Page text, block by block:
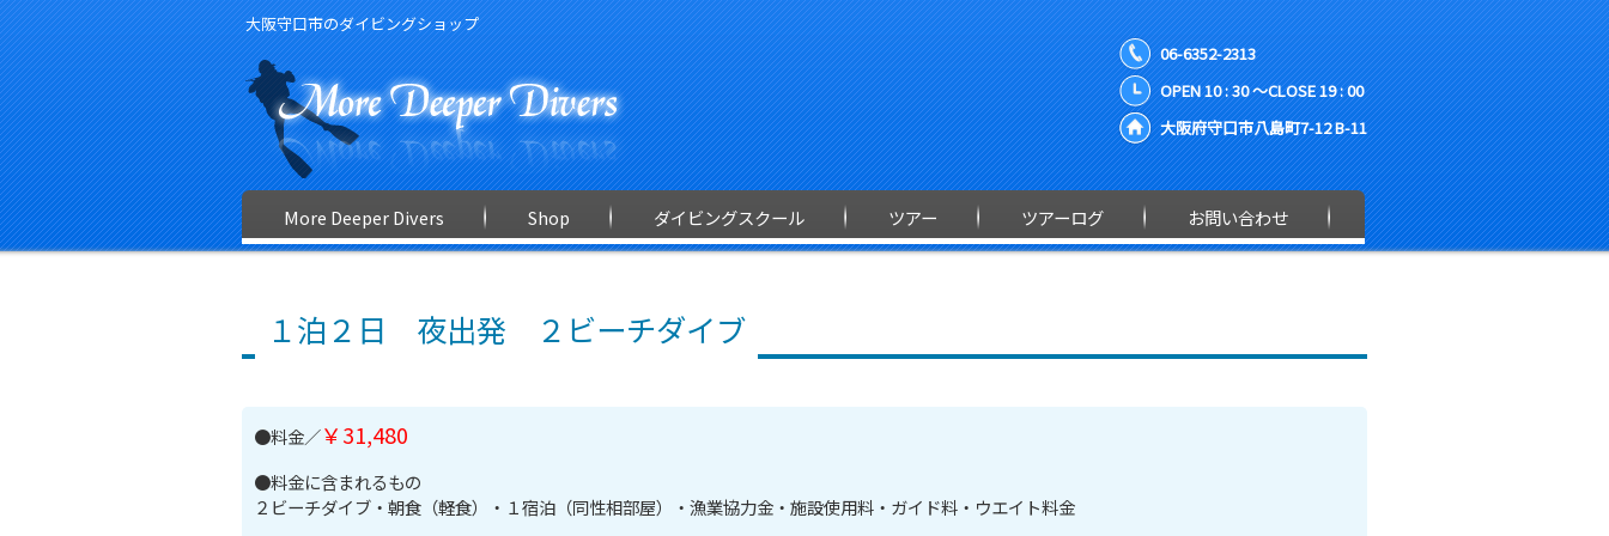
大阪守口市のダイビングショップ
06-6352-2313
OPEN 10 : 30 ～CLOSE 19 : 00
大阪府守口市八島町7-12 B-11
More Deeper Divers Shop ダイビングスクール ツアー ツアーログ お問い合わせ
１泊２日 夜出発 ２ビーチダイブ
●料金／￥31,480
●料金に含まれるもの
２ビーチダイブ・朝食（軽食）・１宿泊（同性相部屋）・漁業協力金・施設使用料・ガイド料・ウエイト料金